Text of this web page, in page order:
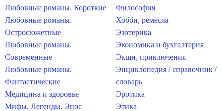
Любовные романы. Короткие
Любовные романы.
Остросюжетные
Любовные романы.
Современные
Любовные романы.
Фантастические
Медицина и здоровье
Мифы. Легенды. Эпос
Философия
Хобби, ремесла
Эзотерика
Экономика и бухгалтерия
Экшн, приключения
Энциклопедия / справочник /
словарь
Эротика
Этика